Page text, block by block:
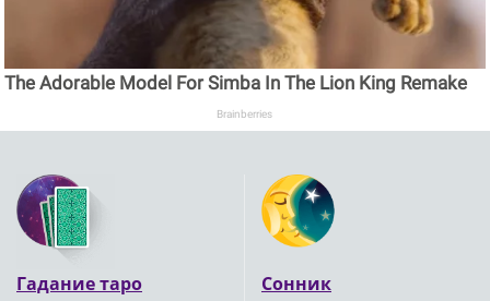
The Adorable Model For Simba In The Lion King Remake
Brainberries
Гадание таро
Сонник